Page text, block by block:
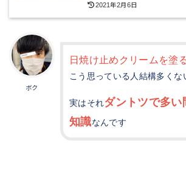
2021年2月6日
ボク
日焼け止めクリームを塗
こう思っている人結構多くな
実はそれダントツで多
知識なんです